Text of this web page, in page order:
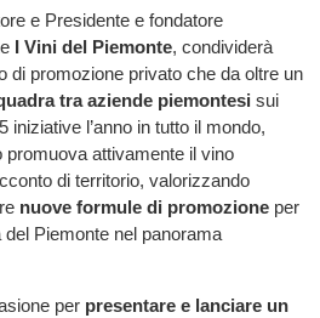
e Presidente e fondatore
I Vini del Piemonte, condividerà
di promozione privato che da oltre un
tra aziende piemontesi sui
iniziative l’anno in tutto il mondo,
attivamente il vino
di territorio, valorizzando
nuove formule di promozioneper
Piemonte nel panorama
per presentare e lanciare un